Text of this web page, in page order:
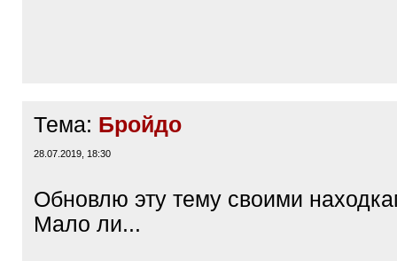
Тема: Бройдо
28.07.2019, 18:30
Обновлю эту тему своими
Мало ли...